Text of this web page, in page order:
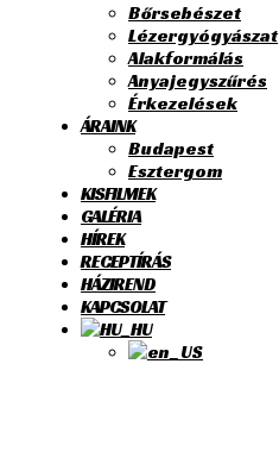
Bőrsebészet
Lézergyógyászat
Alakformálás
Anyajegyszűrés
Érkezelések
ÁRAINK
Budapest
Esztergom
KISFILMEK
GALÉRIA
HÍREK
RECEPTÍRÁS
HÁZIREND
KAPCSOLAT